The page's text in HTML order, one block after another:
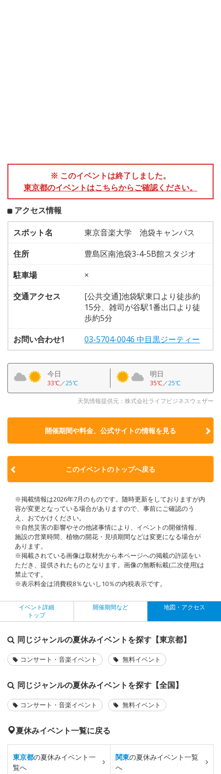
※ このイベントは終了しました。
東京都のイベントはこちらからご確認ください。
アクセス情報
スポット名
東京音楽大学 池袋キャンパス
住所
豊島区南池袋3-4-5B館スタジオ
駐車場
×
交通アクセス
[公共交通]池袋駅東口より徒歩約
15分、雑司が谷駅1番出口より徒
歩約5分
お問い合わせ1
03-5704-0046 中目黒ジーティー
今日
33℃／25℃
明日
35℃／25℃
天気情報提供元：株式会社ライフビジネスウェザー
開催期間や料金、公式サイトの情報を見る
このイベントのトップへ戻る
※掲載情報は2026年7月のものです。随時更新をしておりますが内
容が変更となっている場合がありますので、事前にご確認のう
え、おでかけください。
※自然災害の影響やその他諸事情により、イベントの開催情報、
施設の営業時間、植物の開花・見頃期間などは変更になる場合が
あります。
※掲載されている画像は取材先から本ページへの掲載の許諾をい
ただき、提供されたものとなります。画像の無断転載(二次使用)は
禁止です。
※表示料金は消費税8％ないし10％の内税表示です。
イベント詳細
トップ
開催期間など 地図・アクセス
同じジャンルの夏休みイベントを探す【東京都】
コンサート・音楽イベント 無料イベント
同じジャンルの夏休みイベントを探す【全国】
コンサート・音楽イベント 無料イベント
夏休みイベント一覧に戻る
東京都の夏休みイベント一
覧へ
関東の夏休みイベント一覧
へ